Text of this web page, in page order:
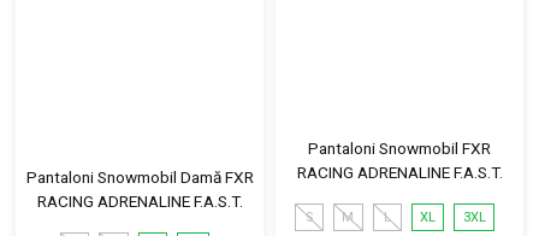
Pantaloni Snowmobil Damă FXR
RACING ADRENALINE F.A.S.T.
Pantaloni Snowmobil FXR
RACING ADRENALINE F.A.S.T.
S M L XL 3XL